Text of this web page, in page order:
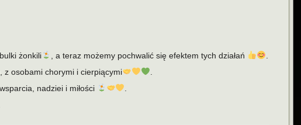
żonkili
, a teraz możemy pochwalić się efektem tych działań
z osobami chorymi i cierpiącymi
nadziei i miłości